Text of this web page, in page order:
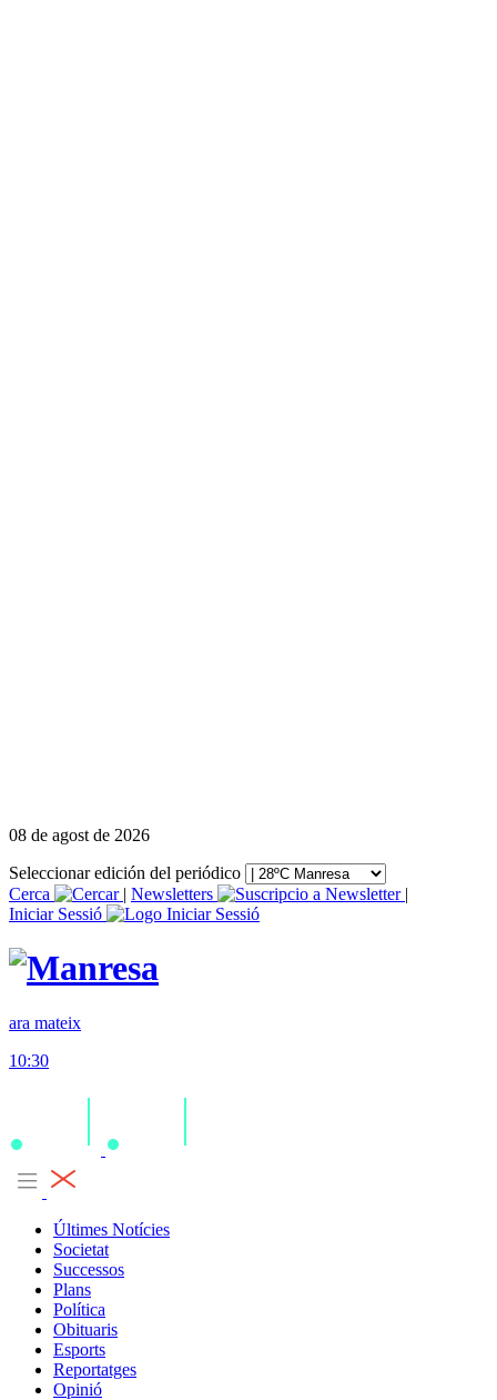
08 de agost de 2026
Seleccionar edición del periódico
Cerca
| Newsletters
|
Iniciar Sessió
ara mateix
10:30
Últimes Notícies
Societat
Successos
Plans
Política
Obituaris
Esports
Reportatges
Opinió